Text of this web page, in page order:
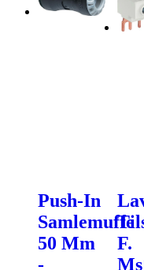
Push-In
Samlemuffe
50 Mm
-
F.